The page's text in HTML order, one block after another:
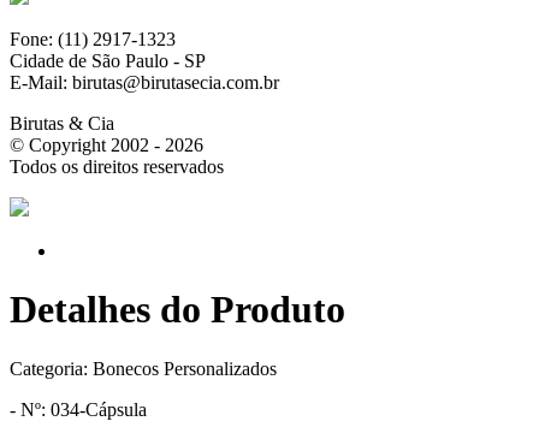
Fone: (11) 2917-1323
Cidade de São Paulo - SP
E-Mail: birutas@birutasecia.com.br
Birutas & Cia
© Copyright 2002 - 2026
Todos os direitos reservados
Detalhes do Produto
Categoria: Bonecos Personalizados
- Nº: 034-Cápsula